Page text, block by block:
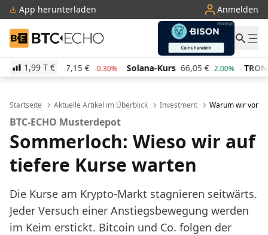
App herunterladen Anmelden
BTC-ECHO
1,99 T €
47,15 € -0.30% Solana-Kurs 66,05 € 2.00% TRON-Kurs
Startseite Aktuelle Artikel im Überblick Investment Warum wir
BTC-ECHO Musterdepot
Sommerloch: Wieso wir auf
tiefere Kurse warten
Die Kurse am Krypto-Markt stagnieren seitwärts.
Jeder Versuch einer Anstiegsbewegung werden
im Keim erstickt. Bitcoin und Co. folgen der